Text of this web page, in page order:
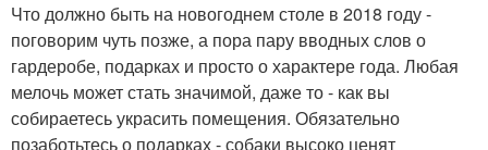
Что должно быть на новогоднем столе в 2018 году -
поговорим чуть позже, а пора пару вводных слов о
гардеробе, подарках и просто о характере года. Любая
мелочь может стать значимой, даже то - как вы
собираетесь украсить помещения. Обязательно
позаботьтесь о подарках - собаки высоко ценят